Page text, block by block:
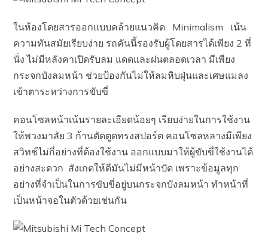
ในห้องโดยสารออกแบบคล้ายแนวคิด Minimalism เน้น
ความทันสมัยเรียบง่าย รถคันนี้รองรับผู้โดยสารได้เพียง 2 ที่
นั่ง ไม่มีหลังคาเปิดรับลม แดดและฝนตลอดเวลา มีเพียง
กระจกบังลมหน้า ช่วยป้องกันไม่ให้ลมหิบฝุ่นและเศษแมลง
เข้าตาระหว่างการขับขี่
คอนโซลหน้าเน้นรายละเอียดน้อยๆ เรียบง่ายในการใช้งาน
ให้พวงมาลัย 3 ก้านตัดตูดทรงสปอร์ต คอนโซลหลางมีเพียง
สวิทช์ไม่กี่อย่างที่ต้องใช้งาน ออกแบบมาให้ผู้ขับขี่ใช้งานได้
อย่างสะดวก สังเกตให้ดีมันไม่มีหน้าปัด เพราะข้อมูลทุก
อย่างที่จำเป็นในการขับขี่อยู่บนกระจกบังลมหน้า ทำหน้าที่
เป็นหน้าจอในตัวด้วยเช่นกัน